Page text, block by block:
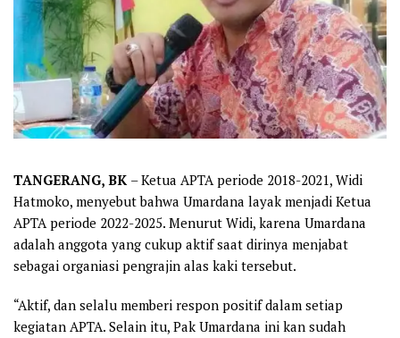
TANGERANG, BK – Ketua APTA periode 2018-2021, Widi
Hatmoko, menyebut bahwa Umardana layak menjadi Ketua
APTA periode 2022-2025. Menurut Widi, karena Umardana
adalah anggota yang cukup aktif saat dirinya menjabat
sebagai organiasi pengrajin alas kaki tersebut.
“Aktif, dan selalu memberi respon positif dalam setiap
kegiatan APTA. Selain itu, Pak Umardana ini kan sudah